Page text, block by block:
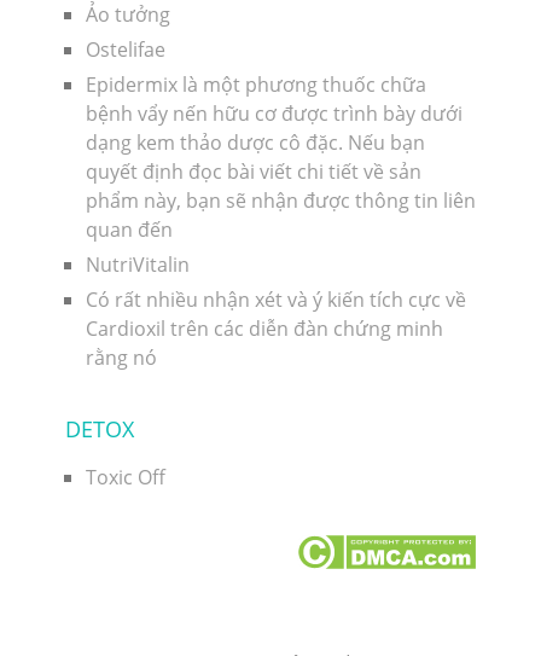
Ảo tưởng
Ostelifae
Epidermix là một phương thuốc chữa
bệnh vẩy nến hữu cơ được trình bày dưới
dạng kem thảo dược cô đặc. Nếu bạn
quyết định đọc bài viết chi tiết về sản
phẩm này, bạn sẽ nhận được thông tin liên
quan đến
NutriVitalin
Có rất nhiều nhận xét và ý kiến ​​tích cực về
Cardioxil trên các diễn đàn chứng minh
rằng nó
DETOX
Toxic Off